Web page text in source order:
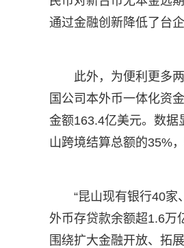
通过金融创新降低了台
此外，为便利更多
国公司本外币一体化资
金额163.4亿美元。数据
山跨境结算总额的35%
“昆山现有银行40
外币存贷款余额超1.6万
围绕扩大金融开放、拓